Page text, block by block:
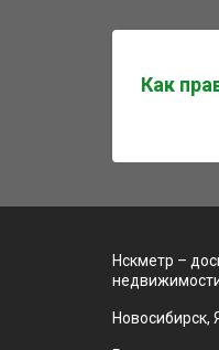
Как
Нскметр –
Новосибирск,